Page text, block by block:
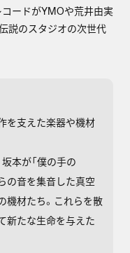
ードがYMOや荒井由実
説のスタジオの次世代
を支えた楽器や機材
本が「僕の手の
の音を集音した真空
機材たち。これらを散
新たな生命を与えた